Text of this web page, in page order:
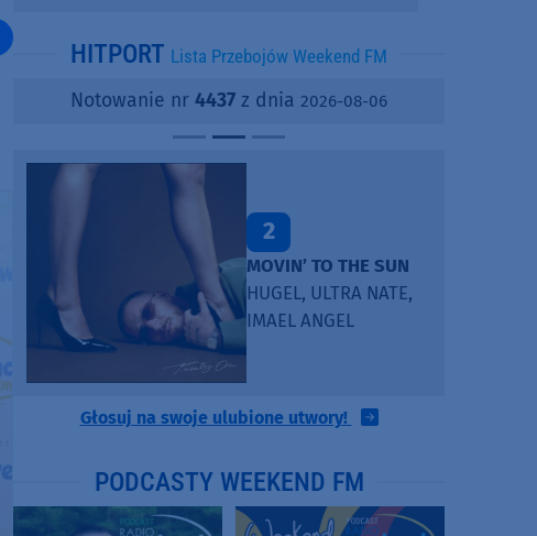
informuje o
i ofertach
najmu
SPC, WPC i
kamienny
HITPORT Lista Przebojów Weekend FM
Notowanie nr 4437 z dnia 2026-08-06
2
MOVIN’ TO THE SUN
HUGEL, ULTRA NATE,
IMAEL ANGEL
Głosuj na swoje ulubione utwory!
PODCASTY WEEKEND FM